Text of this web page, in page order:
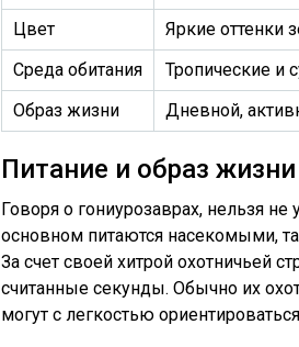
Цвет
Яркие оттенки
Среда обитания
Тропические и
Образ жизни
Дневной,
Питание и образ жизни
Говоря о гониурозаврах, нельзя
основном питаются насекомыми,
За счет своей хитрой охотничьей
считанные секунды. Обычно их
могут с легкостью